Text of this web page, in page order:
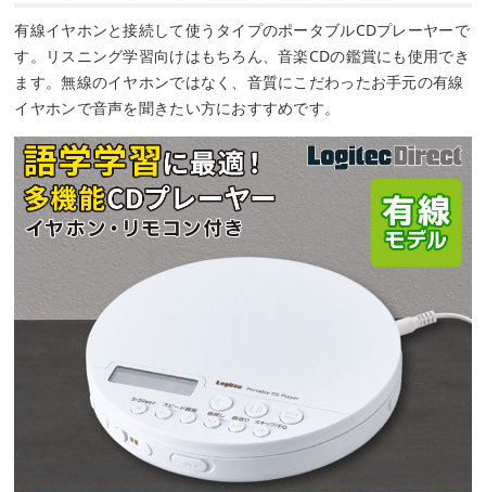
有線イヤホンと接続して使うタイプのポータブルCDプレーヤーで
す。リスニング学習向けはもちろん、音楽CDの鑑賞にも使用でき
ます。無線のイヤホンではなく、音質にこだわったお手元の有線
イヤホンで音声を聞きたい方におすすめです。